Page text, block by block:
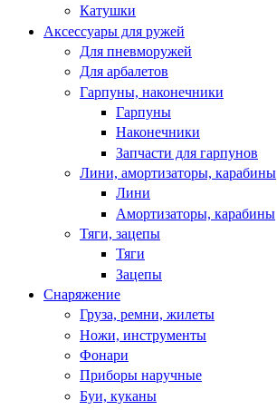
Катушки
Аксессуары для ружей
Для пневморужей
Для арбалетов
Гарпуны, наконечники
Гарпуны
Наконечники
Запчасти для гарпунов
Лини, амортизаторы, карабины
Лини
Амортизаторы, карабины
Тяги, зацепы
Тяги
Зацепы
Снаряжение
Груза, ремни, жилеты
Ножи, инструменты
Фонари
Приборы наручные
Буи, куканы